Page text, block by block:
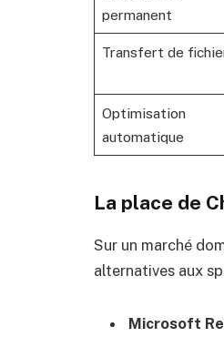
permanent
Transfert de
Optimisation
automatique
La place de
Sur un marché
alternatives aux
Microsoft